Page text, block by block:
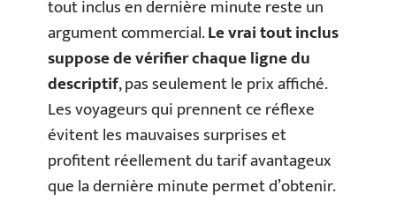
tout inclus en dernière minute reste un
argument commercial.Le vrai tout inclus
suppose de vérifier chaque ligne du
descriptif, pas seulement le prix affiché.
Les voyageurs qui prennent ce réflexe
évitent les mauvaises surprises et
profitent réellement du tarif avantageux
que la dernière minute permet d’obtenir.